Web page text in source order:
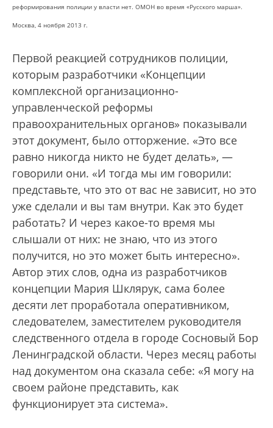
реформирования полиции у власти нет. ОМОН во время «Русского марша».
Москва, 4 ноября 2013 г.
Первой реакцией сотрудников полиции,
которым разработчики «Концепции
комплексной организационно-
управленческой реформы
правоохранительных органов» показывали
этот документ, было отторжение. «Это все
равно никогда никто не будет делать», —
говорили они. «И тогда мы им говорили:
представьте, что это от вас не зависит, но это
уже сделали и вы там внутри. Как это будет
работать? И через какое-то время мы
слышали от них: не знаю, что из этого
получится, но это может быть интересно».
Автор этих слов, одна из разработчиков
концепции Мария Шклярук, сама более
десяти лет проработала оперативником,
следователем, заместителем руководителя
следственного отдела в городе Сосновый Бор
Ленинградской области. Через месяц работы
над документом она сказала себе: «Я могу на
своем районе представить, как
функционирует эта система».